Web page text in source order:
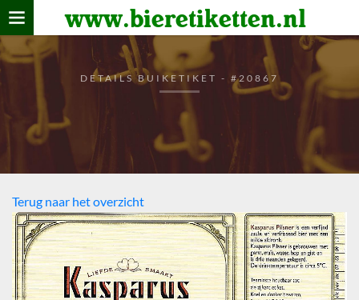
www.bieretiketten.nl
Home
verzamelen
De bierkaart
Bezoekers
DETAILS BUIKETIKET - #20867
Terug naar het overzicht